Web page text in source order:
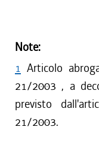
Note:
1 Articolo
21/2003 , a
previsto
21/2003.